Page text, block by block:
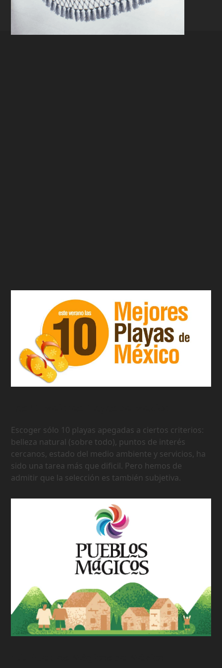
Escoger sólo 10 playas apegadas a ciertos criterios:
belleza natural (sobre todo), puntos de interés
cercanos, estado del medio ambiente y servicios, ha
sido una tarea más que dificil. Pero hemos de
admitir que la selección es también subjetiva.